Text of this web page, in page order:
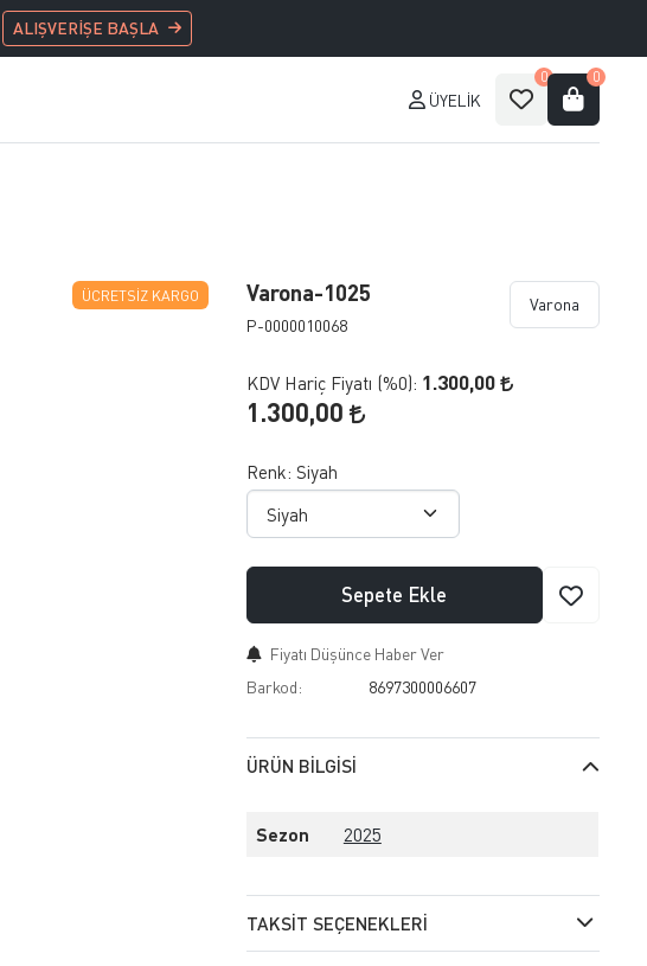
ALIŞVERİŞE BAŞLA
ÜYELIK
0 0
ÜCRETSIZ KARGO Varona-1025
P-0000010068
Varona
KDV Hariç Fiyatı (%0): 1.300,00
1.300,00
Renk: Siyah
Sepete Ekle
Fiyatı Düşünce Haber Ver
Barkod:
8697300006607
ÜRÜN BILGISI
Sezon 2025
TAKSIT SEÇENEKLERI